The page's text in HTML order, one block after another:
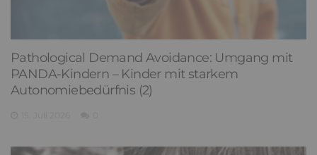
Pathological Demand Avoidance: Umgang mit
PANDA-Kindern – Kinder mit starkem
Autonomiebedürfnis (2)